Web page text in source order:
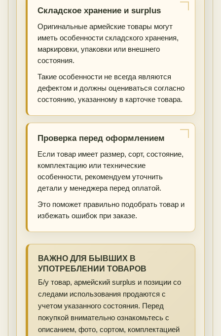
Складское хранение и surplus
Оригинальные армейские товары могут
иметь особенности складского хранения,
маркировки, упаковки или внешнего
состояния.
Такие особенности не всегда являются
дефектом и должны оцениваться согласно
состоянию, указанному в карточке товара.
Проверка перед оформлением
Если товар имеет размер, сорт, состояние,
комплектацию или технические
особенности, рекомендуем уточнить
детали у менеджера перед оплатой.
Это поможет правильно подобрать товар и
избежать ошибок при заказе.
ВАЖНО ДЛЯ БЫВШИХ В
УПОТРЕБЛЕНИИ ТОВАРОВ
Б/у товар, армейский surplus и позиции со
следами использования продаются с
учетом указанного состояния. Перед
покупкой внимательно ознакомьтесь с
описанием, фото, сортом, комплектацией